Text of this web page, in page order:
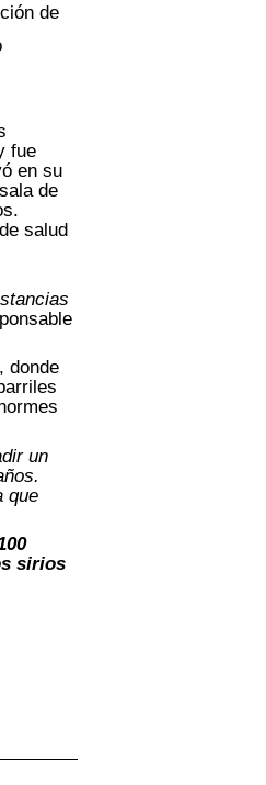
de
fue
en su
de
salud
donde
un
que
sirios